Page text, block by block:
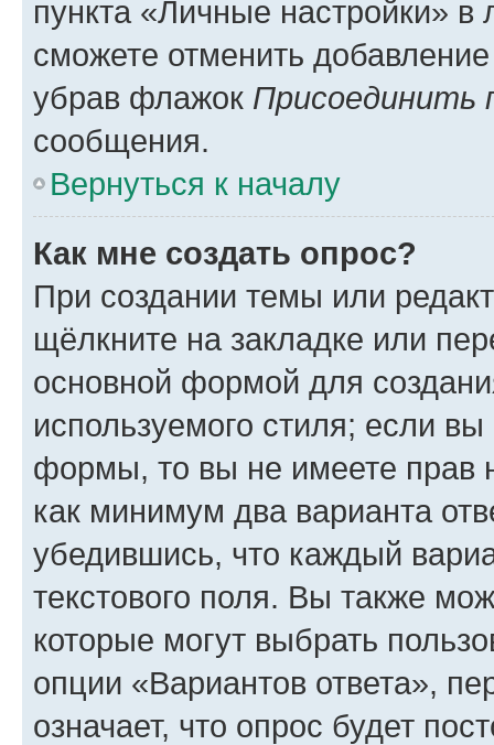
пункта «Личные настройки»
сможете отменить
убрав флажок Присоединить
сообщения.
Вернуться к началу
Как мне создать опрос?
При создании темы или
щёлкните на закладке или
основной формой для
используемого стиля; если
формы, то вы не имеете прав
как минимум два варианта
убедившись, что каждый
текстового поля. Вы также
которые могут выбрать
опции «Вариантов ответа»,
означает, что опрос будет